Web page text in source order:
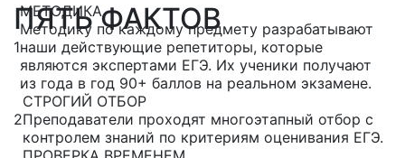
ПЯТЬ ФАКТОВ
1
МЕТОДИКА
Методику по каждому предмету разрабатывают
наши действующие репетиторы, которые
являются экспертами ЕГЭ. Их ученики получают
из года в год 90+ баллов на реальном экзамене.
2
СТРОГИЙ ОТБОР
Преподаватели проходят многоэтапный отбор с
контролем знаний по критериям оценивания ЕГЭ.